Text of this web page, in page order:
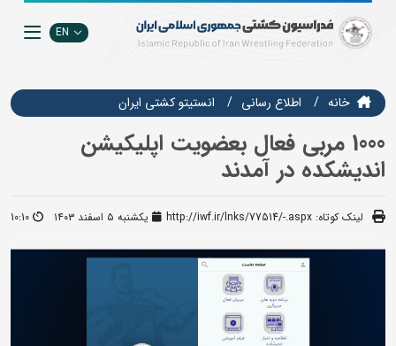
EN
خانه اطلاع رسانی انستيتو كشتي ايران
1000 مربی فعال بعضویت اپلیکیشن
اندیشکده در آمدند
لینک کوتاه: http://iwf.ir/lnks/77514/-.aspx یکشنبه ۵ اسفند ۱۴۰۳ 10:10